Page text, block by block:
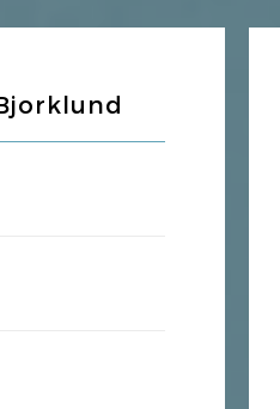
產品品質法、國際私法、投資